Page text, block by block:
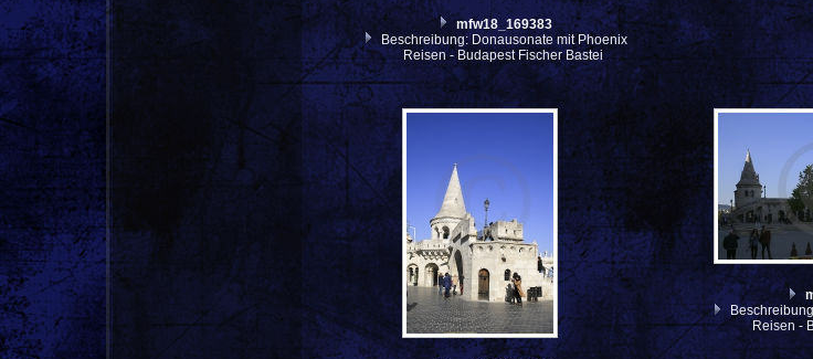
mfw18_169383
Beschreibung: Donausonate mit Phoenix
Reisen - Budapest Fischer Bastei
Reisen -